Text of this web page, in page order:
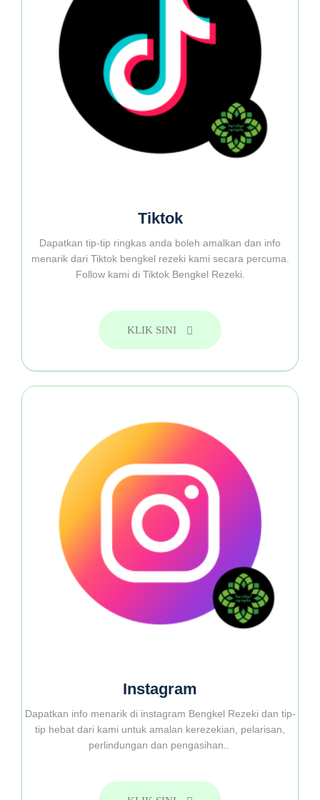
Tiktok
Dapatkan tip-tip ringkas anda boleh amalkan dan info
menarik dari Tiktok bengkel rezeki kami secara percuma.
Follow kami di Tiktok Bengkel Rezeki.
KLIK SINI
Instagram
Dapatkan info menarik di instagram Bengkel Rezeki dan tip-
tip hebat dari kami untuk amalan kerezekian, pelarisan,
perlindungan dan pengasihan..